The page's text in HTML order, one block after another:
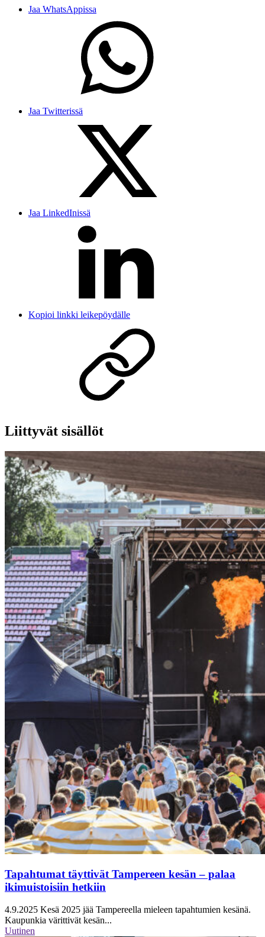
Jaa WhatsAppissa
Jaa Twitterissä
Jaa LinkedInissä
Kopioi linkki leikepöydälle
Liittyvät sisällöt
Tapahtumat täyttivät Tampereen kesän – palaa
ikimuistoisiin hetkiin
4.9.2025 Kesä 2025 jää Tampereella mieleen tapahtumien kesänä.
Kaupunkia värittivät kesän...
Uutinen